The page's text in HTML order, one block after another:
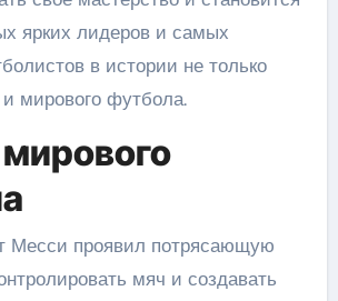
ярких лидеров и самых
в истории не только
мирового футбола.
Месси проявил потрясающую
мяч и создавать